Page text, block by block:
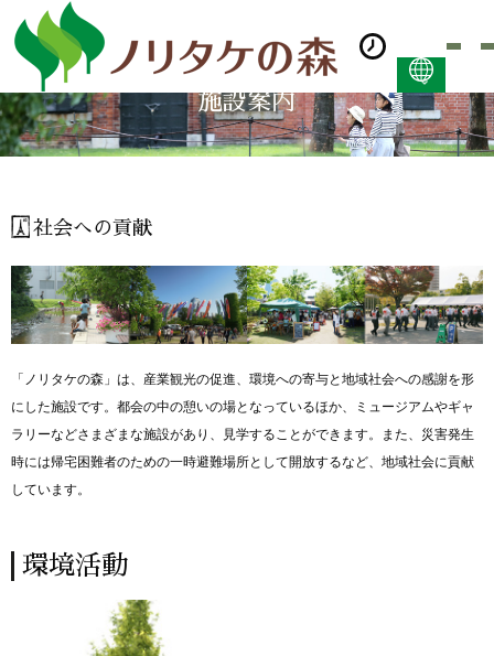
日本語
ENGLISH
ภาษาไทย (PDF:400KB)
施設案内
社会への貢献
「ノリタケの森」は、産業観光の促進、環境への寄与と地域社会への感謝を形
にした施設です。都会の中の憩いの場となっているほか、ミュージアムやギャ
ラリーなどさまざまな施設があり、見学することができます。また、災害発生
時には帰宅困難者のための一時避難場所として開放するなど、地域社会に貢献
しています。
環境活動